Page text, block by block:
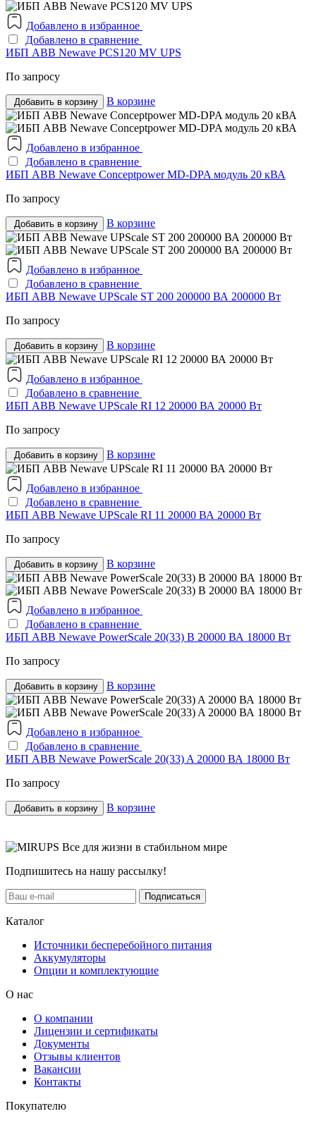
Добавлено в избранное
Добавлено в сравнение
ИБП ABB Newave PCS120 MV UPS
По запросу
Добавить в корзину В корзине
Добавлено в избранное
Добавлено в сравнение
ИБП ABB Newave Conceptpower MD-DPA модуль 20 кВА
По запросу
Добавить в корзину В корзине
Добавлено в избранное
Добавлено в сравнение
ИБП ABB Newave UPScale ST 200 200000 ВА 200000 Вт
По запросу
Добавить в корзину В корзине
Добавлено в избранное
Добавлено в сравнение
ИБП ABB Newave UPScale RI 12 20000 ВА 20000 Вт
По запросу
Добавить в корзину В корзине
Добавлено в избранное
Добавлено в сравнение
ИБП ABB Newave UPScale RI 11 20000 ВА 20000 Вт
По запросу
Добавить в корзину В корзине
Добавлено в избранное
Добавлено в сравнение
ИБП ABB Newave PowerScale 20(33) B 20000 ВА 18000 Вт
По запросу
Добавить в корзину В корзине
Добавлено в избранное
Добавлено в сравнение
ИБП ABB Newave PowerScale 20(33) A 20000 ВА 18000 Вт
По запросу
Добавить в корзину В корзине
Все для жизни в стабильном мире
Подпишитесь на нашу рассылку!
Подписаться
Каталог
Источники бесперебойного питания
Аккумуляторы
Опции и комплектующие
О нас
О компании
Лицензии и сертификаты
Документы
Отзывы клиентов
Вакансии
Контакты
Покупателю